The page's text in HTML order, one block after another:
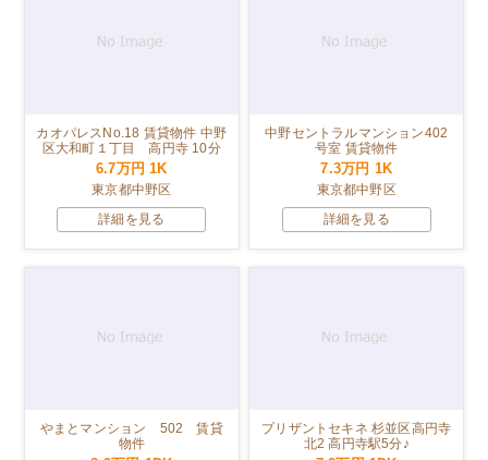
カオパレスNo.18 賃貸物件 中野
区大和町１丁目 高円寺 10分
6.7万円1K
東京都中野区
詳細を見る
中野セントラルマンション402
号室 賃貸物件
7.3万円 1K
東京都中野区
詳細を見る
やまとマンション 502 賃貸
物件
プリザントセキネ 杉並区高円寺
北2 高円寺駅5分♪